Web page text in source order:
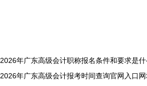
2026年广东高级会计职称报名条件和要求是
2026年广东高级会计报考时间查询官网入口网